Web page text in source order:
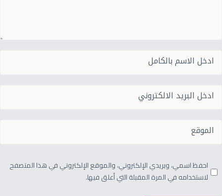
احفظ اسمي، وبريدي الإلكتروني، والموقع الإلكتروني في هذا المتصفح
لاستخدامه في المرة المقبلة التي أعلق فيها.